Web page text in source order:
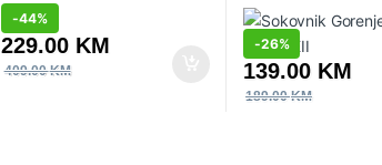
-44%
229.00 KM
409.00KM
-26%
139.00 KM
189.00KM